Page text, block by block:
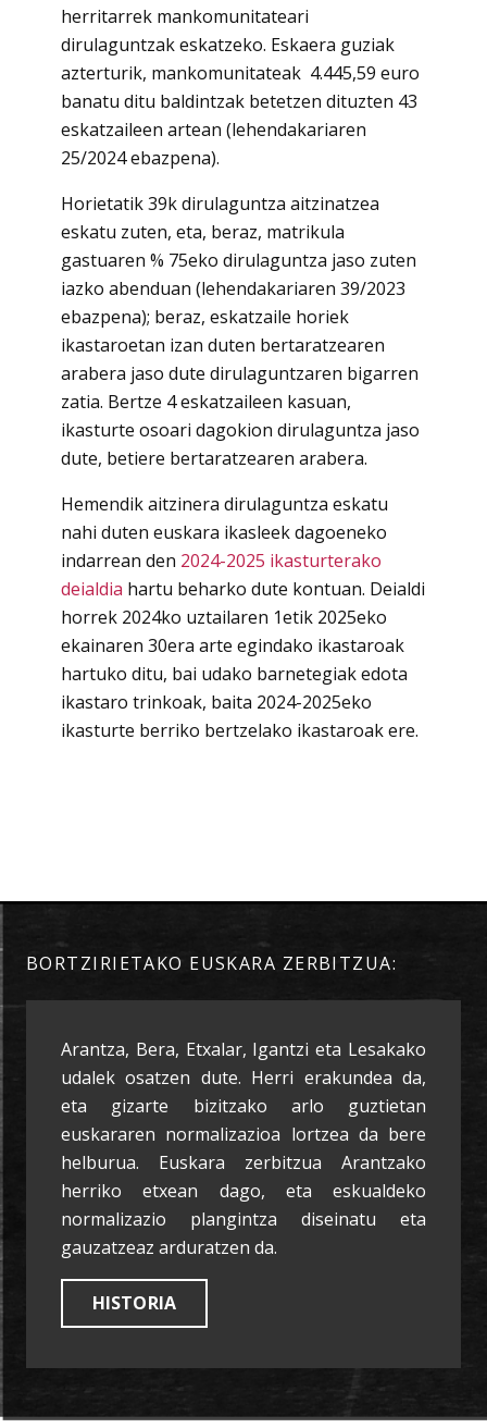
herritarrek mankomunitateari
dirulaguntzak eskatzeko. Eskaera guziak
azterturik, mankomunitateak 4.445,59 euro
banatu ditu baldintzak betetzen dituzten 43
eskatzaileen artean (lehendakariaren
25/2024 ebazpena).
Horietatik 39k dirulaguntza aitzinatzea
eskatu zuten, eta, beraz, matrikula
gastuaren % 75eko dirulaguntza jaso zuten
iazko abenduan (lehendakariaren 39/2023
ebazpena); beraz, eskatzaile horiek
ikastaroetan izan duten bertaratzearen
arabera jaso dute dirulaguntzaren bigarren
zatia. Bertze 4 eskatzaileen kasuan,
ikasturte osoari dagokion dirulaguntza jaso
dute, betiere bertaratzearen arabera.
Hemendik aitzinera dirulaguntza eskatu
nahi duten euskara ikasleek dagoeneko
indarrean den 2024-2025 ikasturterako
deialdia hartu beharko dute kontuan. Deialdi
horrek 2024ko uztailaren 1etik 2025eko
ekainaren 30era arte egindako ikastaroak
hartuko ditu, bai udako barnetegiak edota
ikastaro trinkoak, baita 2024-2025eko
ikasturte berriko bertzelako ikastaroak ere.
BORTZIRIETAKO EUSKARA ZERBITZUA:
Arantza, Bera, Etxalar, Igantzi eta Lesakako
udalek osatzen dute. Herri erakundea da,
eta gizarte bizitzako arlo guztietan
euskararen normalizazioa lortzea da bere
helburua. Euskara zerbitzua Arantzako
herriko etxean dago, eta eskualdeko
normalizazio plangintza diseinatu eta
gauzatzeaz arduratzen da.
HISTORIA